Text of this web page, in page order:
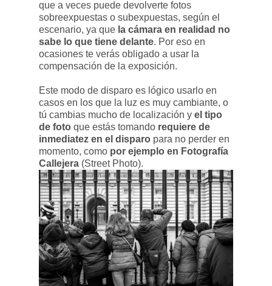
que a veces puede devolverte fotos
sobreexpuestas o subexpuestas, según el
escenario, ya que la cámara en realidad no
sabe lo que tiene delante. Por eso en
ocasiones te verás obligado a usar la
compensación de la exposición.
Este modo de disparo es lógico usarlo en
casos en los que la luz es muy cambiante, o
tú cambias mucho de localización y el tipo
de foto que estás tomando requiere de
inmediatez en el disparo para no perder en
momento, como por ejemplo en Fotografía
Callejera (Street Photo).